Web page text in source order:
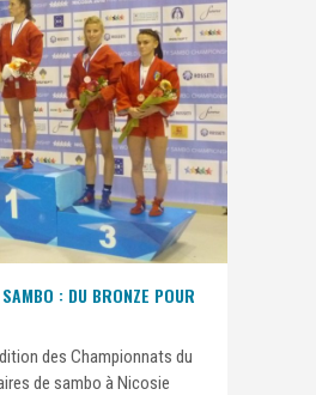
: DU BRONZE POUR
des Championnats du
de sambo à Nicosie